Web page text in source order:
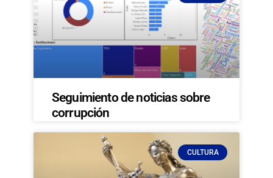
Seguimiento de noticias sobre
corrupción
CULTURA